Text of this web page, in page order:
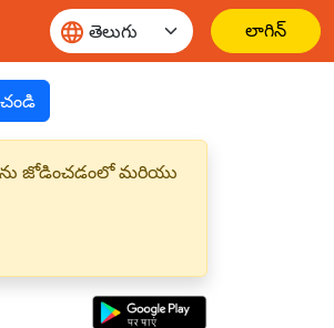
లాగిన్
జోడించడంలో మరియు